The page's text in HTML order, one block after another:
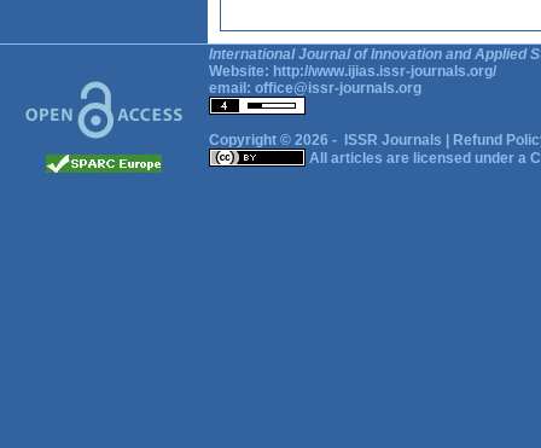
International Journal of Innovation and Applied
Website: http://www.ijias.issr-journals.org/
email: office@issr-journals.org
Copyright © 2026 - ISSR Journals
Refund
All articles are licensed under a